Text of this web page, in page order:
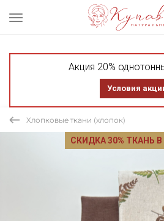
Акция 20%
Условия
Хлопковые ткани (хлопок)
СКИДКА 30% ТКАНЬ